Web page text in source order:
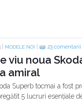
MODELE NOI 23 comentarii
viu noua
amiral
Superb tocmai a fost
5 lucruri esențiale